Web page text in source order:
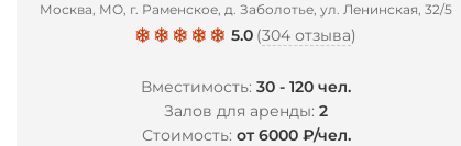
Москва, МО, г. Раменское, д. Заболотье, ул. Ленинская, 32/5
5.0 (304 отзыва)
Вместимость:30 - 120 чел.
Залов для аренды:2
Стоимость: от 6000 ₽/чел.